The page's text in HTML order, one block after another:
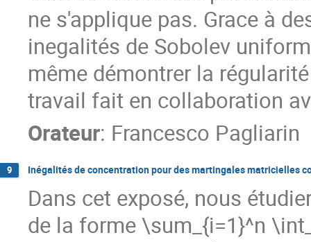
ne s'applique pas. Grace à
inegalités de Sobolev
même démontrer la
travail fait en collaboration
Orateur: Francesco Pagliarin
9 Inégalités de concentration pour des martingales matricielles
Dans cet exposé, nous
de la forme \sum_{i=1}^n